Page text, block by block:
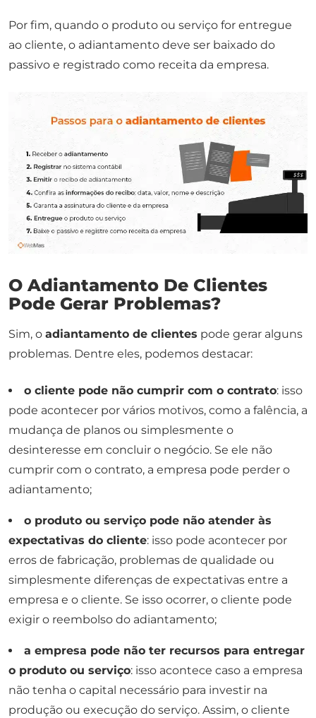
Por fim, quando o produto ou serviço for entregue
ao cliente, o adiantamento deve ser baixado do
passivo e registrado como receita da empresa.
O Adiantamento De Clientes
Pode Gerar Problemas?
Sim, o adiantamento de clientes pode gerar alguns
problemas. Dentre eles, podemos destacar:
o cliente pode não cumprir com o contrato: isso
pode acontecer por vários motivos, como a falência, a
mudança de planos ou simplesmente o
desinteresse em concluir o negócio. Se ele não
cumprir com o contrato, a empresa pode perder o
adiantamento;
o produto ou serviço pode não atender às
expectativas do cliente: isso pode acontecer por
erros de fabricação, problemas de qualidade ou
simplesmente diferenças de expectativas entre a
empresa e o cliente. Se isso ocorrer, o cliente pode
exigir o reembolso do adiantamento;
a empresa pode não ter recursos para entregar
o produto ou serviço: isso acontece caso a empresa
não tenha o capital necessário para investir na
produção ou execução do serviço. Assim, o cliente